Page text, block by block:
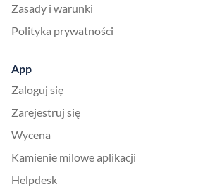
Zasady i warunki
Polityka prywatności
App
Zaloguj się
Zarejestruj się
Wycena
Kamienie milowe aplikacji
Helpdesk